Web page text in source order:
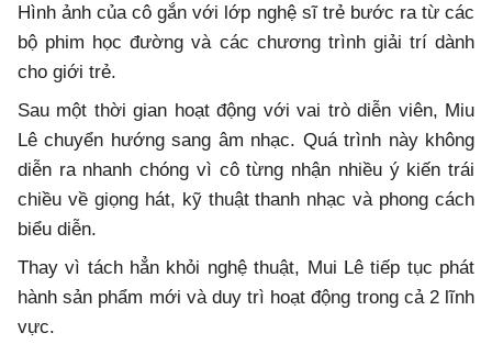
Hình ảnh của cô gắn với lớp nghệ sĩ trẻ bước ra từ các
bộ phim học đường và các chương trình giải trí dành
cho giới trẻ.
Sau một thời gian hoạt động với vai trò diễn viên, Miu
Lê chuyển hướng sang âm nhạc. Quá trình này không
diễn ra nhanh chóng vì cô từng nhận nhiều ý kiến trái
chiều về giọng hát, kỹ thuật thanh nhạc và phong cách
biểu diễn.
Thay vì tách hẳn khỏi nghệ thuật, Mui Lê tiếp tục phát
hành sản phẩm mới và duy trì hoạt động trong cả 2 lĩnh
vực.